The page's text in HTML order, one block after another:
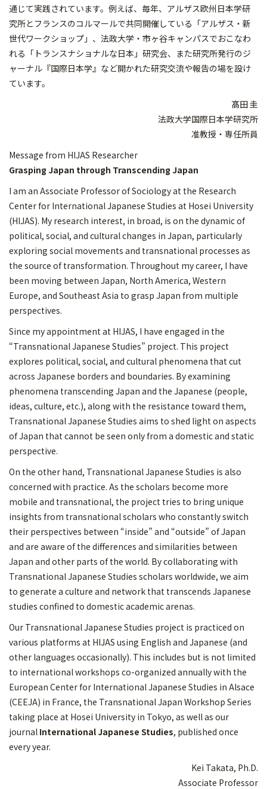
通じて実践されています。例えば、毎年、アルザス欧州日本学研
究所とフランスのコルマールで共同開催している「アルザス・新
世代ワークショップ」、法政大学・市ヶ谷キャンパスでおこなわ
れる「トランスナショナルな日本」研究会、また研究所発行のジ
ャーナル『国際日本学』など開かれた研究交流や報告の場を設け
ています。
髙田 圭
法政大学国際日本学研究所
准教授・専任所員
Message from HIJAS Researcher
Grasping Japan through Transcending Japan
I am an Associate Professor of Sociology at the Research
Center for International Japanese Studies at Hosei University
(HIJAS). My research interest, in broad, is on the dynamic of
political, social, and cultural changes in Japan, particularly
exploring social movements and transnational processes as
the source of transformation. Throughout my career, I have
been moving between Japan, North America, Western
Europe, and Southeast Asia to grasp Japan from multiple
perspectives.
Since my appointment at HIJAS, I have engaged in the
“Transnational Japanese Studies” project. This project
explores political, social, and cultural phenomena that cut
across Japanese borders and boundaries. By examining
phenomena transcending Japan and the Japanese (people,
ideas, culture, etc.), along with the resistance toward them,
Transnational Japanese Studies aims to shed light on aspects
of Japan that cannot be seen only from a domestic and static
perspective.
On the other hand, Transnational Japanese Studies is also
concerned with practice. As the scholars become more
mobile and transnational, the project tries to bring unique
insights from transnational scholars who constantly switch
their perspectives between “inside” and “outside” of Japan
and are aware of the differences and similarities between
Japan and other parts of the world. By collaborating with
Transnational Japanese Studies scholars worldwide, we aim
to generate a culture and network that transcends Japanese
studies confined to domestic academic arenas.
Our Transnational Japanese Studies project is practiced on
various platforms at HIJAS using English and Japanese (and
other languages occasionally). This includes but is not limited
to international workshops co-organized annually with the
European Center for International Japanese Studies in Alsace
(CEEJA) in France, the Transnational Japan Workshop Series
taking place at Hosei University in Tokyo, as well as our
journal International Japanese Studies, published once
every year.
Kei Takata, Ph.D.
Associate Professor